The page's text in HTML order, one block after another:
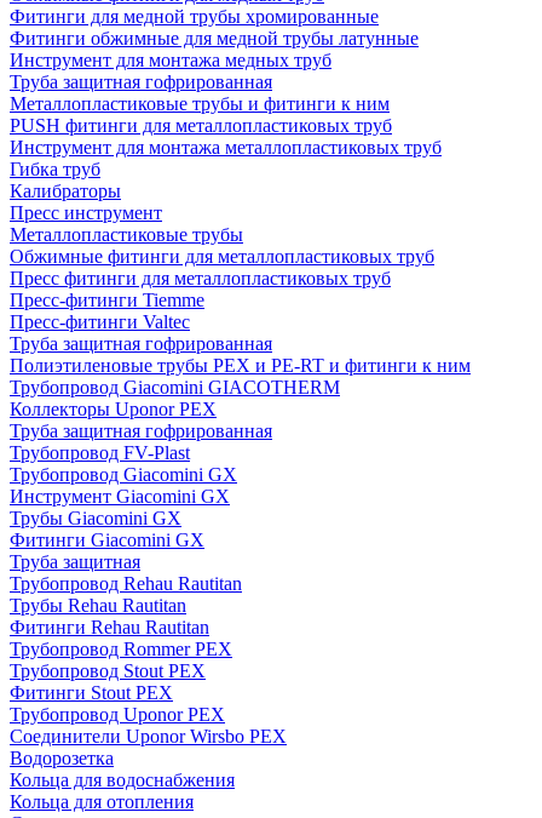
Фитинги для медной трубы хромированные
Фитинги обжимные для медной трубы латунные
Инструмент для монтажа медных труб
Труба защитная гофрированная
Металлопластиковые трубы и фитинги к ним
PUSH фитинги для металлопластиковых труб
Инструмент для монтажа металлопластиковых труб
Гибка труб
Калибраторы
Пресс инструмент
Металлопластиковые трубы
Обжимные фитинги для металлопластиковых труб
Пресс фитинги для металлопластиковых труб
Пресс-фитинги Tiemme
Пресс-фитинги Valtec
Труба защитная гофрированная
Полиэтиленовые трубы PEX и PE-RT и фитинги к ним
Трубопровод Giacomini GIACOTHERM
Коллекторы Uponor PEX
Труба защитная гофрированная
Трубопровод FV-Plast
Трубопровод Giacomini GX
Инструмент Giacomini GX
Трубы Giacomini GX
Фитинги Giacomini GX
Труба защитная
Трубопровод Rehau Rautitan
Трубы Rehau Rautitan
Фитинги Rehau Rautitan
Трубопровод Rommer PEX
Трубопровод Stout PEX
Фитинги Stout PEX
Трубопровод Uponor PEX
Соединители Uponor Wirsbo PEX
Водорозетка
Кольца для водоснабжения
Кольца для отопления